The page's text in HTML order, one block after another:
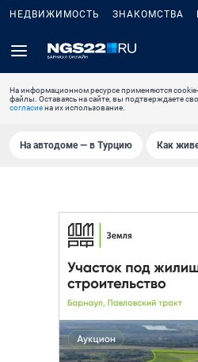
НЕДВИЖИМОСТЬ ЗНАКОМСТВА
На информационном ресурсе применяются cookie-
файлы. Оставаясь на сайте, вы подтверждаете
согласиена их использование.
На автодоме — в Турцию Как